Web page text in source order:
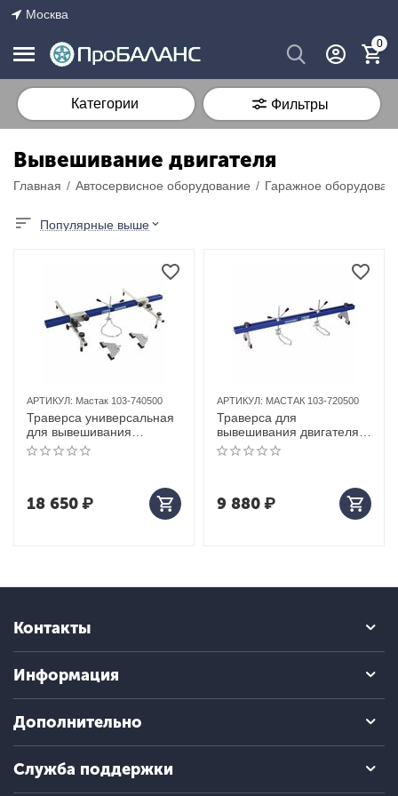
Москва
0
Категории Фильтры
Вывешивание двигателя
Главная / Автосервисное оборудование / Гаражное
Популярные выше
АРТИКУЛ: Мастак 103-740500
Траверса универсальная
для вывешивания
двигателя на автомобиле
4-х опорная мастак 103-
18 650₽
АРТИКУЛ: МАСТАК 103-720500
Траверса для
вывешивания двигателя,
до 500 кг, 2-х опорная
мастак 103-720500
9 880₽
Контакты
Информация
Дополнительно
Служба поддержки